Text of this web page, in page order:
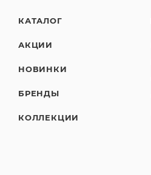
КАТАЛОГ
АКЦИИ
НОВИНКИ
БРЕНДЫ
КОЛЛЕКЦИИ